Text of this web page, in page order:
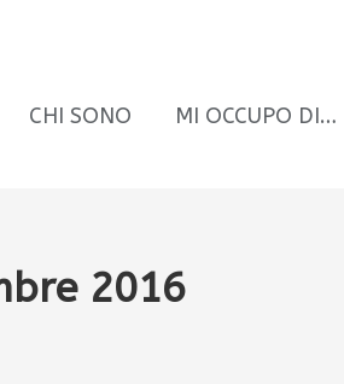
CHI SONO MI OCCUPO DI…
2016